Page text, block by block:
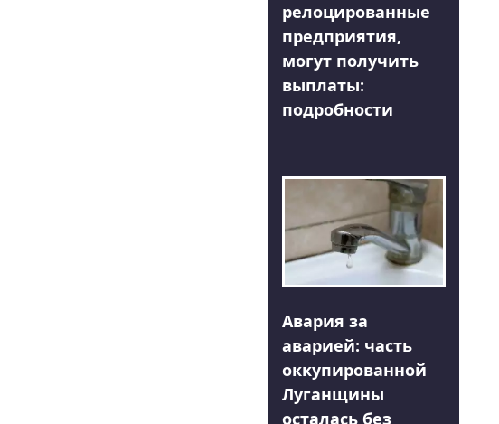
релоцированные
предприятия,
могут получить
выплаты:
подробности
Авария за
аварией: часть
оккупированной
Луганщины
осталась без